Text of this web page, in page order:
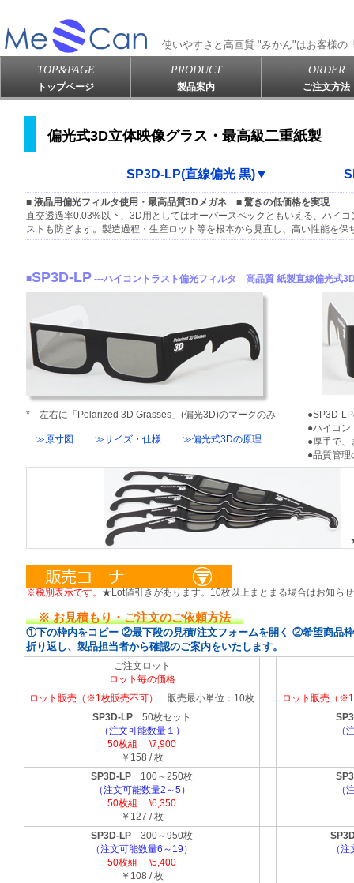
使いやすさと高画質 "みかん"はお客様の
偏光式3D立体映像グラス・最高級二重紙製
SP3D-LP(直線偏光 黒)▼
■ 液晶用偏光フィルタ使用・最高品質3Dメガネ ■ 驚きの低価格を実現
直交透過率0.03%以下、3D用としてはオーバースペックともいえる、ハイ
ストも防ぎます。製造過程・生産ロット等を根本から見直し、高い性能を保
■SP3D-LP ---ハイコントラスト偏光フィルタ 高品質 紙製直線偏光式
* 左右に「Polarized 3D Grasses」(偏光3D)のマークのみ
≫原寸図 ≫サイズ・仕様 ≫偏光式3Dの原理
●SP3D-
●ハイコン
●厚手で、
●品質管理
★
※税別表示です。 ★Lot値引きがあります。10枚以上まとまる場合はお知ら
※ お見積もり・ご注文のご依頼方法
①下の枠内をコピー ②最下段の見積/注文フォームを開く ②希望商品
折り返し、製品担当者から確認のご案内をいたします。
ご注文ロット
ロット毎の価格
ロット販売（※1枚販売不可）
販売最小単位：10枚
ロット販売（
SP3D-LP 50枚セット
（注文可能数量１）
50枚組 \7,900
￥158 / 枚
（
SP3D-LP 100～250枚
（注文可能数量2～5）
50枚組 \6,350
￥127 / 枚
（
SP3D-LP 300～950枚
（注文可能数量6～19）
50枚組 \5,400
￥108 / 枚
（
TOP&PAGE
トップページ
PRODUCT
製品案内
ORDER
ご注文方法